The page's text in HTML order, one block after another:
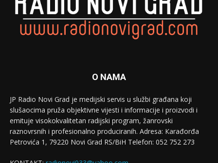
O NAMA
JP Radio Novi Grad je medijski servis u službi građana koji
slušaocima pruža objektivne vijesti i informacije i proizvodi i
emituje visokokvalitetan radijski program, žanrovski
raznovrsnih i profesionalno produciranih. Adresa: Кarađorđa
Petrovića 1, 79220 Novi Grad RS/BiH Telefon: 052 752 273